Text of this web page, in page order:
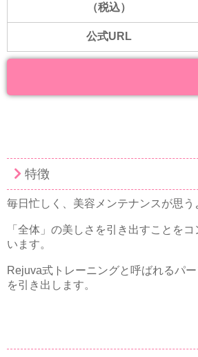
（税込）
公式URL
特徴
毎日忙しく、美容メンテナンスが思
「全体」の美しさを引き出すことを
います。
Rejuva式トレーニングと呼ばれるパ
を引き出します。